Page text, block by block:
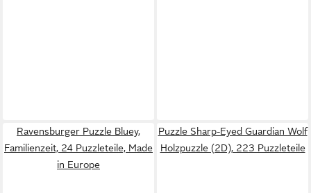
Ravensburger Puzzle Bluey,
Familienzeit, 24 Puzzleteile, Made
in Europe
Puzzle Sharp-Eyed Guardian Wolf
Holzpuzzle (2D), 223 Puzzleteile